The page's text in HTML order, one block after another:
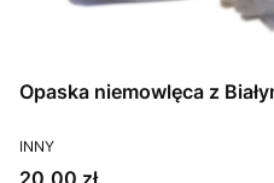
Opaska niemowlęca z
PRODUCENT
INNY
Cena
20,00 zł